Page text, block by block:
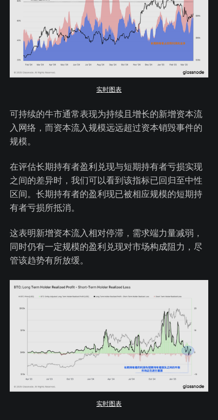
实时图表
可持续的牛市通常表现为持续且增长的新增资本流
入网络，而资本流入规模远远超过资本销毁事件的
规模。
在评估长期持有者盈利兑现与短期持有者亏损实现
之间的差异时，我们可以看到该指标已回归至中性
区间。长期持有者的盈利现已被相应规模的短期持
有者亏损所抵消。
这表明新增资本流入相对停滞，需求端力量减弱，
同时仍有一定规模的盈利兑现对市场构成阻力，尽
管该趋势有所放缓。
实时图表